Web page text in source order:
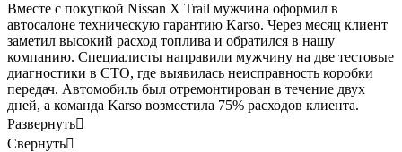
Вместе с покупкой Nissan X Trail мужчина оформил в
автосалоне техническую гарантию Karso. Через месяц клиент
заметил высокий расход топлива и обратился в нашу
компанию. Специалисты направили мужчину на две тестовые
диагностики в СТО, где выявилась неисправность коробки
передач. Автомобиль был отремонтирован в течение двух
дней, а команда Karso возместила 75% расходов клиента.
Развернуть
Свернуть